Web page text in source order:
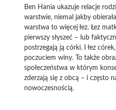
Ben Hania ukazuje relacje
warstwie, niemal jakby
warstwa to więcej łez. Łez
pierwszy słyszeć – lub
postrzegają ją córki. I łez
poczuciem winy. To także
społeczeństwa w którym
zderzają się z obcą – i często
nowoczesnością.